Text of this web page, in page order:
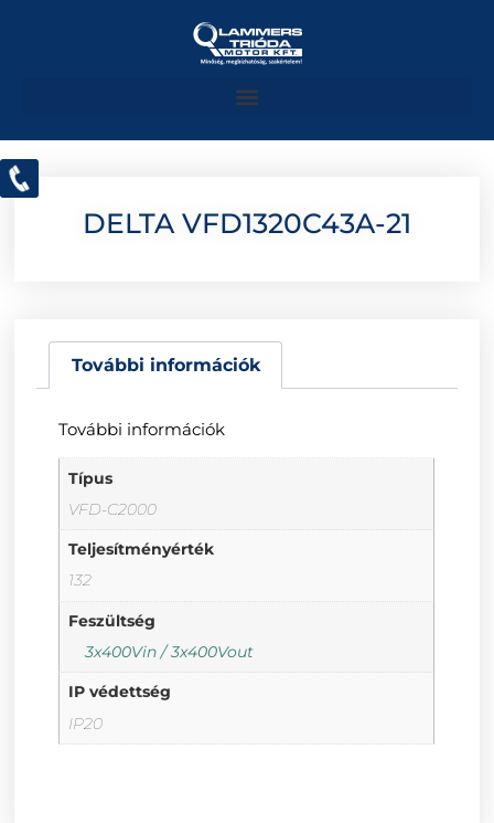
DELTA VFD1320C43A-21
További információk
További információk
Típus
VFD-C2000
Teljesítményérték
132
Feszültség
3x400Vin / 3x400Vout
IP védettség
IP20